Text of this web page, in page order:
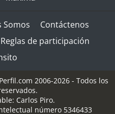
Somos
Contáctenos
Reglas de participación
2006-2026 - Todos los
Carlos Piro.
número 5346433